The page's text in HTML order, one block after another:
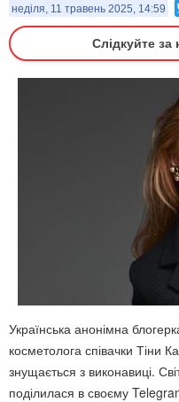
неділя, 11 травень 2025, 14:59
Слідкуйте за
Українська анонімна
косметолога співачки Тіни
знущається з виконавиці.
поділилася в своєму